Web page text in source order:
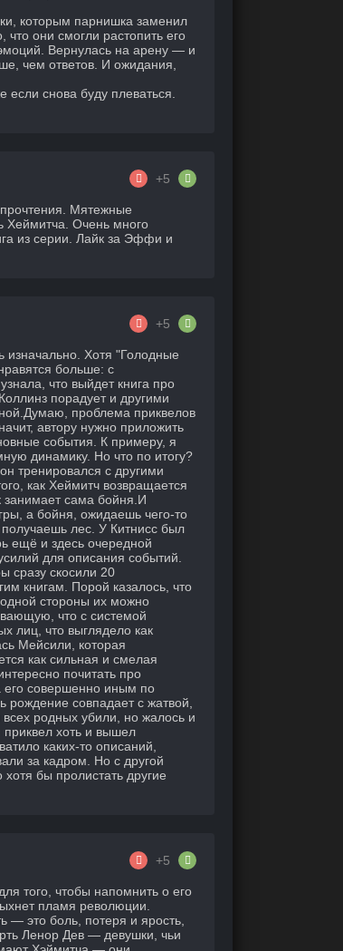
которым парнишка заменил
они смогли растопить его
Вернулась на арену — и
чем ответов. И ожидания,
снова буду плеваться.
+5
Мятежные
Хеймитча. Очень много
из серии. Лайк за Эффи и
+5
изначально. Хотя "Голодные
больше: с
что выйдет книга про
порадует и другими
проблема приквелов
автору нужно приложить
события. К примеру, я
динамику. Но что по итогу?
тренировался с другими
как Хеймитч возвращается
занимает сама бойня.И
а бойня, ожидаешь чего-то
лес. У Китнисс был
ещё и здесь очередной
для описания событий.
сразу скосили 20
книгам. Порой казалось, что
одной стороны их можно
что с системой
лиц, что выглядело как
Мейсили, которая
как сильная и смелая
почитать про
его совершенно иным по
рождение совпадает с жатвой,
родных убили, но жалось и
приквел хоть и вышел
каких-то описаний,
за кадром. Но с другой
бы пролистать другие
+5
того, чтобы напомнить о его
пламя революции.
— это боль, потеря и ярость,
Ленор Дев — девушки, чьи